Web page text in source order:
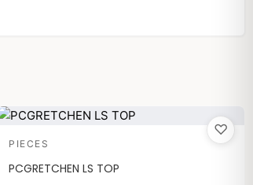
♡
PIECES
PCGRETCHEN LS TOP